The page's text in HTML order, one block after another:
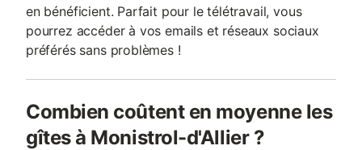
en bénéficient. Parfait pour le télétravail, vous
pourrez accéder à vos emails et réseaux sociaux
préférés sans problèmes !
Combien coûtent en moyenne les
gîtes à Monistrol-d'Allier ?